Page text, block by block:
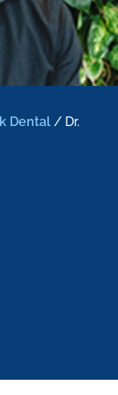
Dental / Dr.